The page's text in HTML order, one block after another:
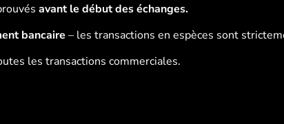
avant le début des échanges.
bancaire – les transactions en espèces sont
les transactions commerciales.